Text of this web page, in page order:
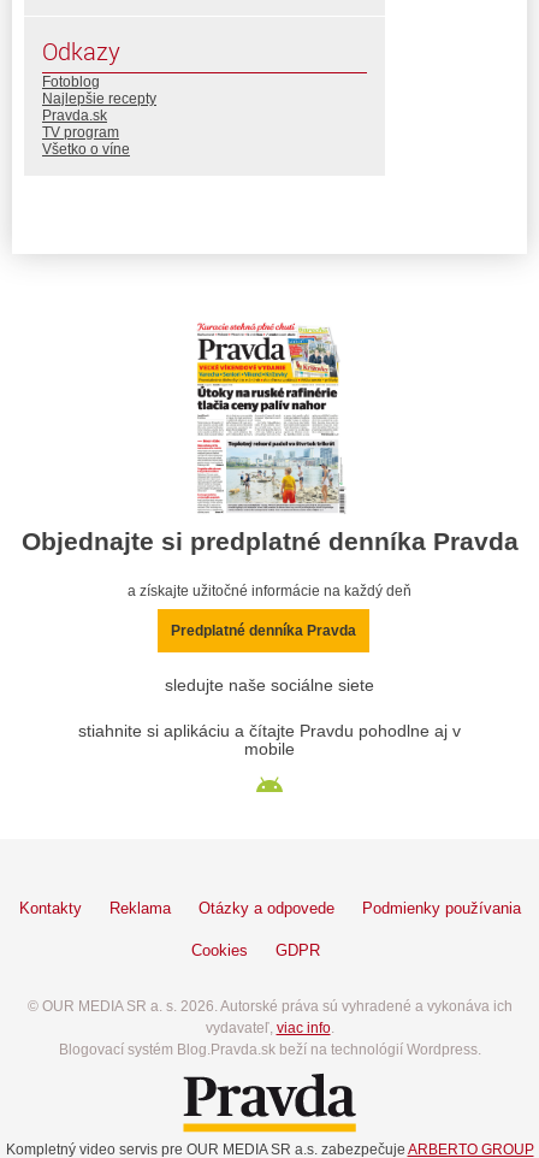
Odkazy
Fotoblog
Najlepšie recepty
Pravda.sk
TV program
Všetko o víne
Objednajte si predplatné denníka Pravda
a získajte užitočné informácie na každý deň
Predplatné denníka Pravda
sledujte naše sociálne siete
stiahnite si aplikáciu a čítajte Pravdu pohodlne aj v
mobile
Kontakty Reklama Otázky a odpovede Podmienky používania
Cookies GDPR
© OUR MEDIA SR a. s. 2026. Autorské práva sú vyhradené a vykonáva ich
vydavateľ, viac info.
Blogovací systém Blog.Pravda.sk beží na technológií Wordpress.
Kompletný video servis pre OUR MEDIA SR a.s. zabezpečuje ARBERTO GROUP